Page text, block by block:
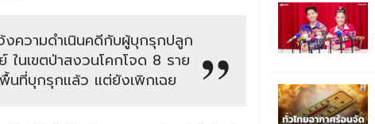
งความดำเนินคดีกับผู้บุกรุกปลูก
ในเขตป่าสงวนโคกโจด 8 ราย
นที่บุกรุกแล้ว แต่ยังเพิกเฉย